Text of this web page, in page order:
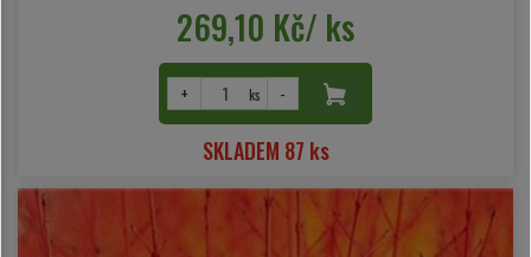
269,10 Kč/ ks
+ ks -
SKLADEM 87 ks